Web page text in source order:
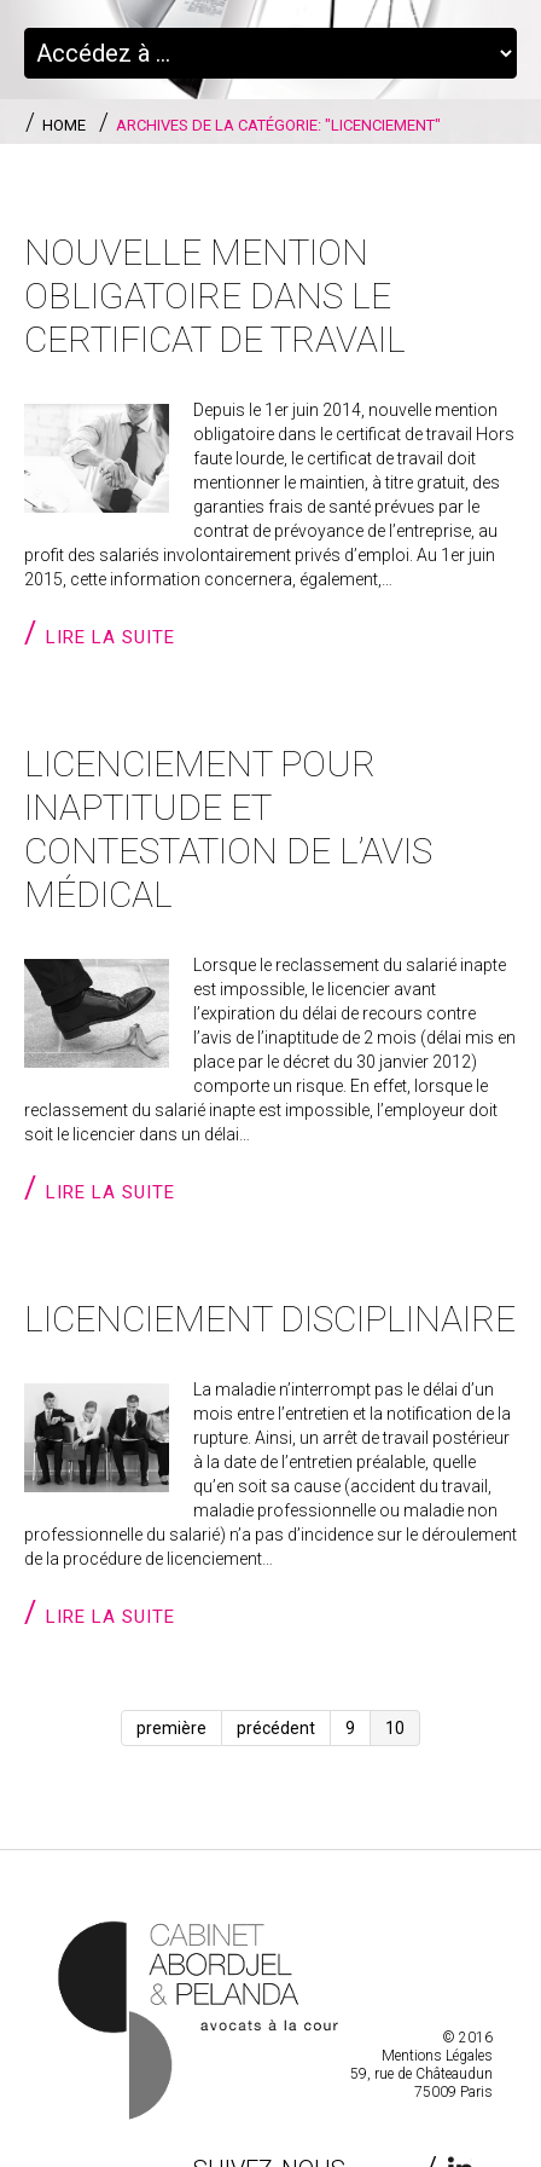
HOME ARCHIVES DE LA CATÉGORIE: "LICENCIEMENT"
NOUVELLE MENTION
OBLIGATOIRE DANS LE
CERTIFICAT DE TRAVAIL
Depuis le 1er juin 2014, nouvelle mention
obligatoire dans le certificat de travail Hors
faute lourde, le certificat de travail doit
mentionner le maintien, à titre gratuit, des
garanties frais de santé prévues par le
contrat de prévoyance de l’entreprise, au
profit des salariés involontairement privés d’emploi. Au 1er juin
2015, cette information concernera, également,…
LIRE LA SUITE
LICENCIEMENT POUR
INAPTITUDE ET
CONTESTATION DE L’AVIS
MÉDICAL
Lorsque le reclassement du salarié inapte
est impossible, le licencier avant
l’expiration du délai de recours contre
l’avis de l’inaptitude de 2 mois (délai mis en
place par le décret du 30 janvier 2012)
comporte un risque. En effet, lorsque le
reclassement du salarié inapte est impossible, l’employeur doit
soit le licencier dans un délai…
LIRE LA SUITE
LICENCIEMENT DISCIPLINAIRE
La maladie n’interrompt pas le délai d’un
mois entre l’entretien et la notification de la
rupture. Ainsi, un arrêt de travail postérieur
à la date de l’entretien préalable, quelle
qu’en soit sa cause (accident du travail,
maladie professionnelle ou maladie non
professionnelle du salarié) n’a pas d’incidence sur le déroulement
de la procédure de licenciement…
LIRE LA SUITE
première précédent 9 10
© 2016
Mentions Légales
59, rue de Châteaudun
75009 Paris